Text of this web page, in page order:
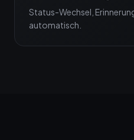
Status-Wechsel,
automatisch.